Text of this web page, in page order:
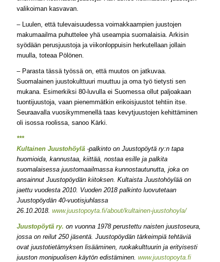
valikoiman kasvavan.
– Luulen, että tulevaisuudessa voimakkaampien juustojen
makumaailma puhuttelee yhä useampia suomalaisia. Arkisin
syödään perusjuustoja ja viikonloppuisin herkutellaan jollain
muulla, toteaa Pölönen.
– Parasta tässä työssä on, että muutos on jatkuvaa.
Suomalainen juustokulttuuri muuttuu ja oma työ tietysti sen
mukana. Esimerkiksi 80-luvulla ei Suomessa ollut paljoakaan
tuontijuustoja, vaan pienemmätkin erikoisjuustot tehtiin itse.
Seuraavalla vuosikymmenellä taas kevytjuustojen kehittäminen
oli isossa roolissa, sanoo Kärki.
***
Kultainen Juustohöylä -palkinto on Juustopöytä ry:n tapa
huomioida, kannustaa, kiittää, nostaa esille ja palkita
suomalaisessa juustomaailmassa kunnostautunutta, joka on
ansainnut Juustopöydän kiitoksen. Kultaista Juustohöylää on
jaettu vuodesta 2010. Vuoden 2018 palkinto luovutetaan
Juustopöydän 40-vuotisjuhlassa
26.10.2018. www.juustopoyta.fi/about/kultainen-juustohoyla/
Juustopöytä ry. on vuonna 1978 perustettu naisten juustoseura,
jossa on reilut 250 jäsentä. Juustopöydän tärkeimpiä tehtäviä
ovat juustotietämyksen lisääminen, ruokakulttuurin ja erityisesti
juuston monipuolisen käytön edistäminen. www.juustopoyta.fi